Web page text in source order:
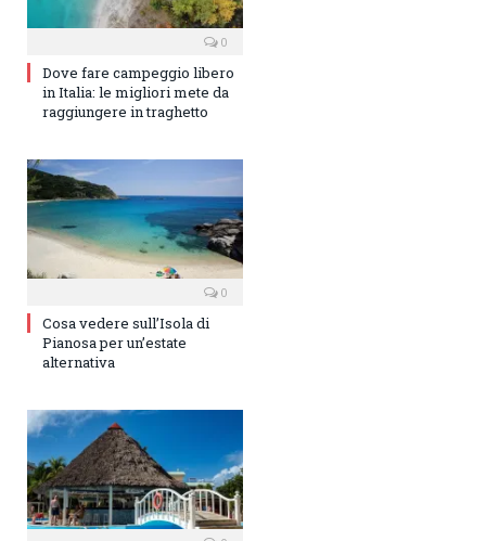
0
Dove fare campeggio libero
in Italia: le migliori mete da
raggiungere in traghetto
0
Cosa vedere sull’Isola di
Pianosa per un’estate
alternativa